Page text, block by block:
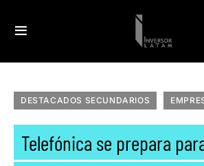
DESTACADOS SECUNDARIOS
Telefónica se prepara